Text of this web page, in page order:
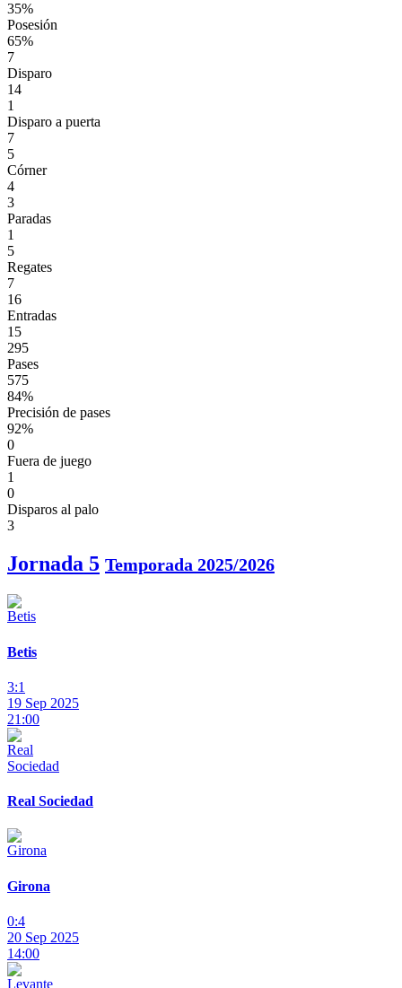
35%
Posesión
65%
7
Disparo
14
1
Disparo a puerta
7
5
Córner
4
3
Paradas
1
5
Regates
7
16
Entradas
15
295
Pases
575
84%
Precisión de pases
92%
0
Fuera de juego
1
0
Disparos al palo
3
Jornada 5 Temporada 2025/2026
Betis
3:1
19 Sep 2025
21:00
Real Sociedad
Girona
0:4
20 Sep 2025
14:00